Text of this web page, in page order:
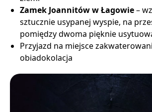
Zamek Joannitów w Łagowie–
sztucznie usypanej wyspie, na
pomiędzy dwoma pięknie
Przyjazd na miejsce
obiadokolacja